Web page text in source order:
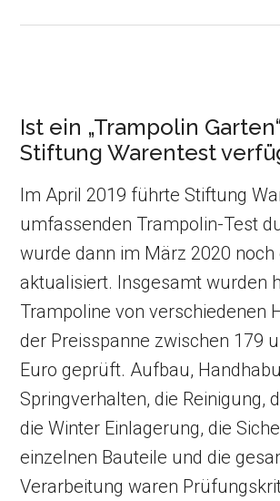
Ist ein „Trampolin
Stiftung Warentest
Im April 2019 führte Stiftung
umfassenden Trampolin-Test
wurde dann im März 2020 noch
aktualisiert. Insgesamt wurden
Trampoline von verschiedenen
der Preisspanne zwischen 179
Euro geprüft. Aufbau,
Springverhalten, die Reinigung,
die Winter Einlagerung, die
einzelnen Bauteile und die
Verarbeitung waren